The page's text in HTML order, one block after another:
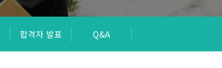
합격자 발표 Q&A